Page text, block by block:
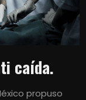
caída.
propuso